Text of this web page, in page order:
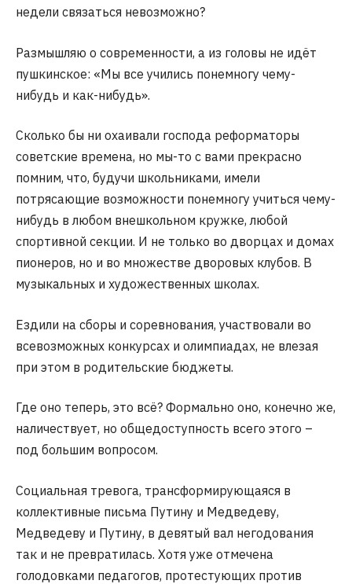
недели связаться невозможно?
Размышляю о современности, а из головы не идёт
пушкинское: «Мы все учились понемногу чему-
нибудь и как-нибудь».
Сколько бы ни охаивали господа реформаторы
советские времена, но мы-то с вами прекрасно
помним, что, будучи школьниками, имели
потрясающие возможности понемногу учиться чему-
нибудь в любом внешкольном кружке, любой
спортивной секции. И не только во дворцах и домах
пионеров, но и во множестве дворовых клубов. В
музыкальных и художественных школах.
Ездили на сборы и соревнования, участвовали во
всевозможных конкурсах и олимпиадах, не влезая
при этом в родительские бюджеты.
Где оно теперь, это всё? Формально оно, конечно же,
наличествует, но общедоступность всего этого –
под большим вопросом.
Социальная тревога, трансформирующаяся в
коллективные письма Путину и Медведеву,
Медведеву и Путину, в девятый вал негодования
так и не превратилась. Хотя уже отмечена
голодовками педагогов, протестующих против